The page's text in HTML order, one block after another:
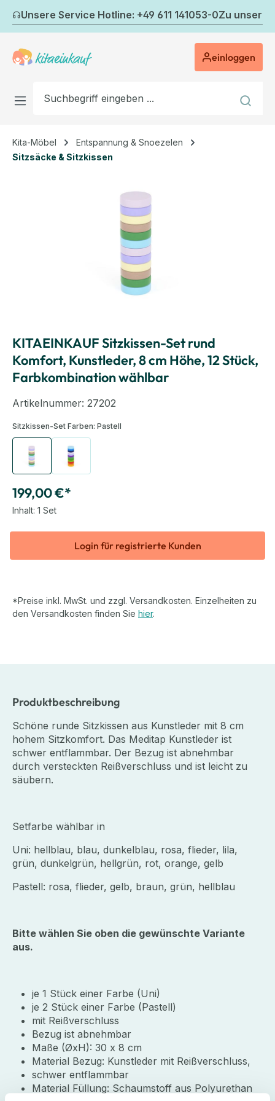
Zum Hauptinhalt springen
Unsere Service Hotline: +49 611 141053-0Zu
einloggen
Kita-Möbel
Entspannung & Snoezelen
Sitzsäcke & Sitzkissen
KITAEINKAUF Sitzkissen-Set rund
Komfort, Kunstleder, 8 cm Höhe, 12 Stück,
Farbkombination wählbar
Artikelnummer: 27202
Sitzkissen-Set Farben: Pastell
Pastell Unifarben
199,00 €*
Inhalt: 1 Set
Login für registrierte Kunden
*Preise inkl. MwSt. und zzgl. Versandkosten. Einzelheiten zu
den Versandkosten finden Sie hier.
Produktbeschreibung
Schöne runde Sitzkissen aus Kunstleder mit 8 cm
hohem Sitzkomfort. Das Meditap Kunstleder ist
schwer entflammbar. Der Bezug ist abnehmbar
durch versteckten Reißverschluss und ist leicht zu
säubern.
Setfarbe wählbar in
Uni: hellblau, blau, dunkelblau, rosa, flieder, lila,
grün, dunkelgrün, hellgrün, rot, orange, gelb
Pastell: rosa, flieder, gelb, braun, grün, hellblau
Bitte wählen Sie oben die gewünschte Variante
aus.
je 1 Stück einer Farbe (Uni)
je 2 Stück einer Farbe (Pastell)
mit Reißverschluss
Bezug ist abnehmbar
Maße (ØxH): 30 x 8 cm
Material Bezug: Kunstleder mit Reißverschluss,
schwer entflammbar
Material Füllung: Schaumstoff aus Polyurethan